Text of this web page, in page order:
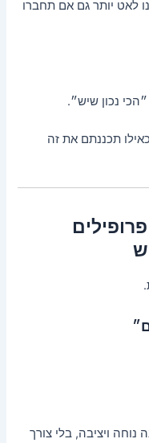
לאט יותר גם אם תחברו
נכון שיש״.
תכננתם את זה
התאמה לפי שימוש – 4 פרופילים
ויציבה, בלי צורך